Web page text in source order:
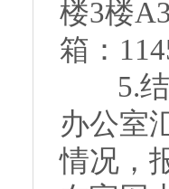
楼3楼
箱：
5.结
办公室
情况，